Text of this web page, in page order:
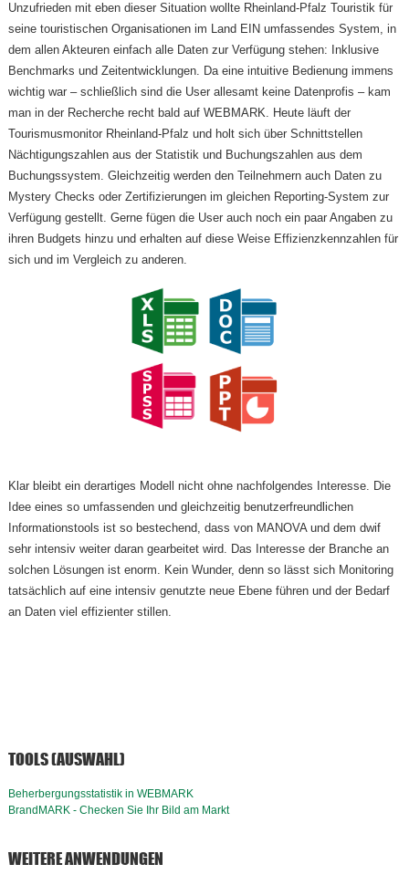
Unzufrieden mit eben dieser Situation wollte Rheinland-Pfalz Touristik für
seine touristischen Organisationen im Land EIN umfassendes System, in
dem allen Akteuren einfach alle Daten zur Verfügung stehen: Inklusive
Benchmarks und Zeitentwicklungen. Da eine intuitive Bedienung immens
wichtig war – schließlich sind die User allesamt keine Datenprofis – kam
man in der Recherche recht bald auf WEBMARK. Heute läuft der
Tourismusmonitor Rheinland-Pfalz und holt sich über Schnittstellen
Nächtigungszahlen aus der Statistik und Buchungszahlen aus dem
Buchungssystem. Gleichzeitig werden den Teilnehmern auch Daten zu
Mystery Checks oder Zertifizierungen im gleichen Reporting-System zur
Verfügung gestellt. Gerne fügen die User auch noch ein paar Angaben zu
ihren Budgets hinzu und erhalten auf diese Weise Effizienzkennzahlen für
sich und im Vergleich zu anderen.
Klar bleibt ein derartiges Modell nicht ohne nachfolgendes Interesse. Die
Idee eines so umfassenden und gleichzeitig benutzerfreundlichen
Informationstools ist so bestechend, dass von MANOVA und dem dwif
sehr intensiv weiter daran gearbeitet wird. Das Interesse der Branche an
solchen Lösungen ist enorm. Kein Wunder, denn so lässt sich Monitoring
tatsächlich auf eine intensiv genutzte neue Ebene führen und der Bedarf
an Daten viel effizienter stillen.
TOOLS (AUSWAHL)
Beherbergungsstatistik in WEBMARK
BrandMARK - Checken Sie Ihr Bild am Markt
WEITERE ANWENDUNGEN